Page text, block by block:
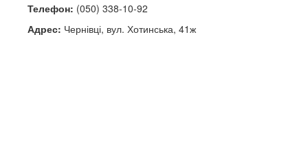
Телефон: (050) 338-10-92
Адрес: Чернівці, вул. Хотинська, 41ж